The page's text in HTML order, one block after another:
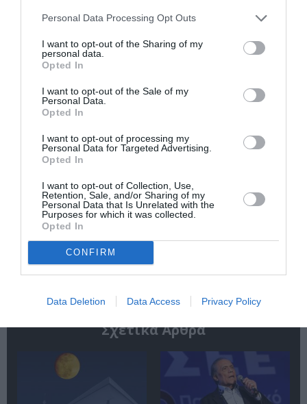
Personal Data Processing Opt Outs
I want to opt-out of the Sharing of my
personal data.
Opted In
I want to opt-out of the Sale of my
Personal Data.
Opted In
I want to opt-out of processing my
Personal Data for Targeted Advertising.
Opted In
I want to opt-out of Collection, Use,
Retention, Sale, and/or Sharing of my
Personal Data that Is Unrelated with the
Purposes for which it was collected.
Opted In
CONFIRM
Data Deletion Data Access Privacy Policy
Νέοι Διαγωνισμοί❯
Tags
ΓΙΑΝΝΗΣ ΜΠΟΛΗΣ
Κάθε βδομάδα στο e-mail σας τα τελευταία νέα για
την Τέχνη και τον Πολιτισμό!
Ακολουθήστε το Culturenow.gr
Σχετικά Άρθρα